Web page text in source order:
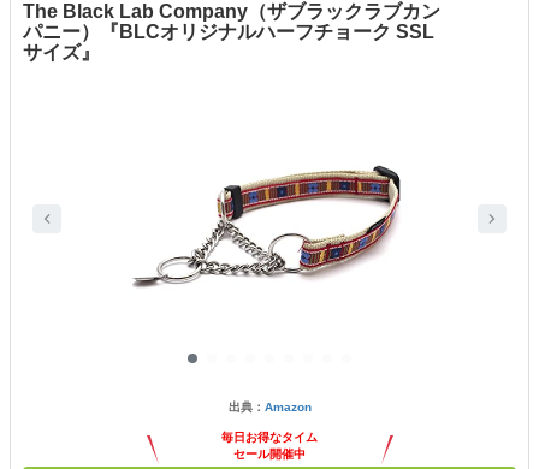
The Black Lab Company（ザブラックラブカン
パニー）『BLCオリジナルハーフチョーク SSL
サイズ』
出典： Amazon
毎日お得なタイム
セール開催中